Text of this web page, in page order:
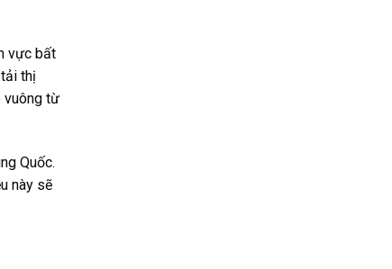
vực bất
thị
vuông từ
Quốc.
này sẽ